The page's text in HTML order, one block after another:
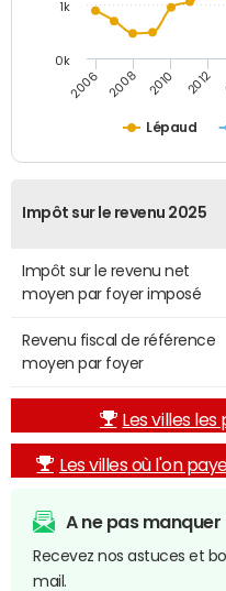
Lépaud
2006 2008 2010 2012
0k
1k
Impôt sur le revenu 2025
Impôt sur le revenu net
moyen par foyer imposé
Revenu fiscal de référence
moyen par foyer
Les villes
Les villes où l'on
A ne pas manquer
Recevez nos astuces et
mail.